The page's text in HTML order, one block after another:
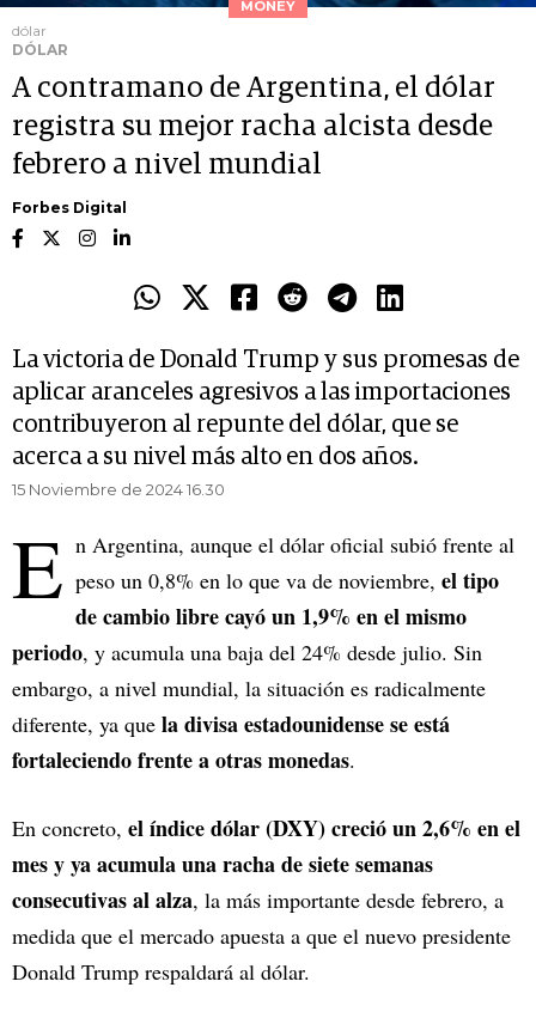
MONEY
dólar
DÓLAR
A contramano de Argentina, el dólar
registra su mejor racha alcista desde
febrero a nivel mundial
Forbes Digital
La victoria de Donald Trump y sus promesas de
aplicar aranceles agresivos a las importaciones
contribuyeron al repunte del dólar, que se
acerca a su nivel más alto en dos años.
15 Noviembre de 2024 16.30
E n Argentina, aunque el dólar oficial subió frente al
peso un 0,8% en lo que va de noviembre, el tipo
de cambio libre cayó un 1,9% en el mismo
periodo, y acumula una baja del 24% desde julio. Sin
embargo, a nivel mundial, la situación es radicalmente
diferente, ya que la divisa estadounidense se está
fortaleciendo frente a otras monedas.
En concreto, el índice dólar (DXY) creció un 2,6% en el
mes y ya acumula una racha de siete semanas
consecutivas al alza, la más importante desde febrero, a
medida que el mercado apuesta a que el nuevo presidente
Donald Trump respaldará al dólar.